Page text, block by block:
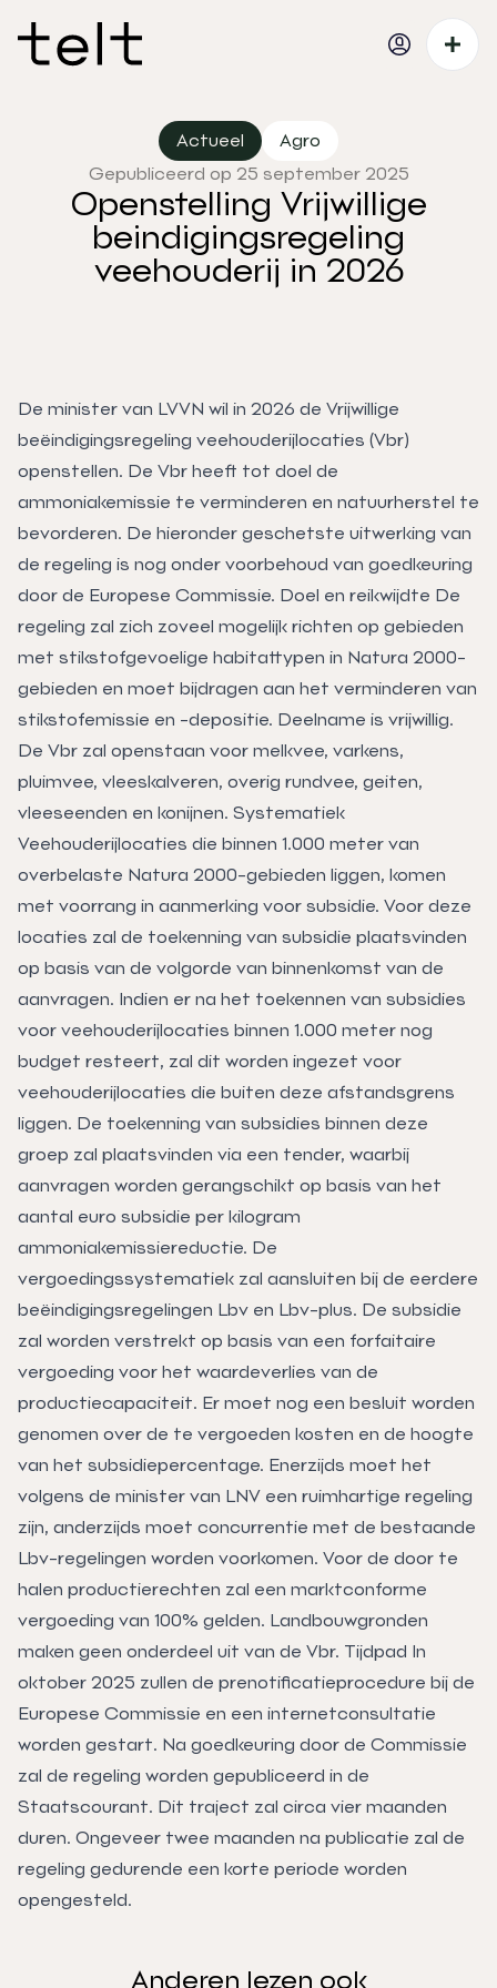
Actueel
Agro
Gepubliceerd op 25 september 2025
Openstelling Vrijwillige
beindigingsregeling
veehouderij in 2026
De minister van LVVN wil in 2026 de Vrijwillige
beëindigingsregeling veehouderijlocaties (Vbr)
openstellen. De Vbr heeft tot doel de
ammoniakemissie te verminderen en natuurherstel te
bevorderen. De hieronder geschetste uitwerking van
de regeling is nog onder voorbehoud van goedkeuring
door de Europese Commissie. Doel en reikwijdte De
regeling zal zich zoveel mogelijk richten op gebieden
met stikstofgevoelige habitattypen in Natura 2000-
gebieden en moet bijdragen aan het verminderen van
stikstofemissie en -depositie. Deelname is vrijwillig.
De Vbr zal openstaan voor melkvee, varkens,
pluimvee, vleeskalveren, overig rundvee, geiten,
vleeseenden en konijnen. Systematiek
Veehouderijlocaties die binnen 1.000 meter van
overbelaste Natura 2000-gebieden liggen, komen
met voorrang in aanmerking voor subsidie. Voor deze
locaties zal de toekenning van subsidie plaatsvinden
op basis van de volgorde van binnenkomst van de
aanvragen. Indien er na het toekennen van subsidies
voor veehouderijlocaties binnen 1.000 meter nog
budget resteert, zal dit worden ingezet voor
veehouderijlocaties die buiten deze afstandsgrens
liggen. De toekenning van subsidies binnen deze
groep zal plaatsvinden via een tender, waarbij
aanvragen worden gerangschikt op basis van het
aantal euro subsidie per kilogram
ammoniakemissiereductie. De
vergoedingssystematiek zal aansluiten bij de eerdere
beëindigingsregelingen Lbv en Lbv-plus. De subsidie
zal worden verstrekt op basis van een forfaitaire
vergoeding voor het waardeverlies van de
productiecapaciteit. Er moet nog een besluit worden
genomen over de te vergoeden kosten en de hoogte
van het subsidiepercentage. Enerzijds moet het
volgens de minister van LNV een ruimhartige regeling
zijn, anderzijds moet concurrentie met de bestaande
Lbv-regelingen worden voorkomen. Voor de door te
halen productierechten zal een marktconforme
vergoeding van 100% gelden. Landbouwgronden
maken geen onderdeel uit van de Vbr. Tijdpad In
oktober 2025 zullen de prenotificatieprocedure bij de
Europese Commissie en een internetconsultatie
worden gestart. Na goedkeuring door de Commissie
zal de regeling worden gepubliceerd in de
Staatscourant. Dit traject zal circa vier maanden
duren. Ongeveer twee maanden na publicatie zal de
regeling gedurende een korte periode worden
opengesteld.
Anderen lezen ook